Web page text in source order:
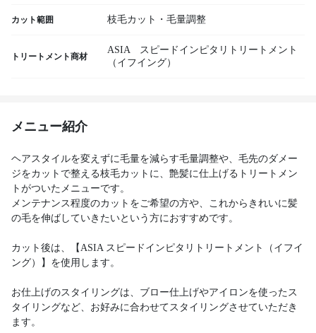
カット範囲 枝毛カット・毛量調整
トリートメント商材
ASIA スピードインピタリトリートメント
（イフイング）
メニュー紹介
ヘアスタイルを変えずに毛量を減らす毛量調整や、毛先のダメー
ジをカットで整える枝毛カットに、艶髪に仕上げるトリートメン
トがついたメニューです。
メンテナンス程度のカットをご希望の方や、これからきれいに髪
の毛を伸ばしていきたいという方におすすめです。
カット後は、【ASIA スピードインピタリトリートメント（イフイ
ング）】を使用します。
お仕上げのスタイリングは、ブロー仕上げやアイロンを使ったス
タイリングなど、お好みに合わせてスタイリングさせていただき
ます。